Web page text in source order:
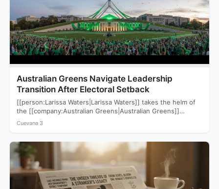
Australian Greens Navigate Leadership
Transition After Electoral Setback
[[person:Larissa Waters|Larissa Waters]] takes the helm of
the [[company:Australian Greens|Australian Greens]]
following a devastating 2025 election that saw…
Cuevana 3